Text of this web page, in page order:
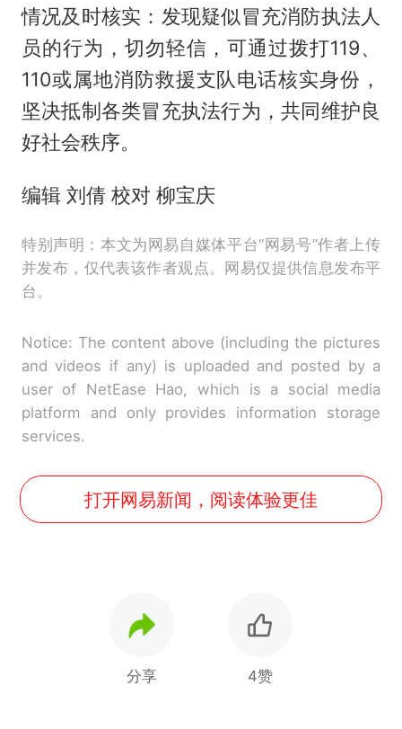
情况及时核实：发现疑似冒充消防执法人
员的行为，切勿轻信，可通过拨打119、
110或属地消防救援支队电话核实身份，
坚决抵制各类冒充执法行为，共同维护良
好社会秩序。
编辑 刘倩 校对 柳宝庆
特别声明：本文为网易自媒体平台“网易号”作者上传
并发布，仅代表该作者观点。网易仅提供信息发布平
台。
Notice: The content above (including the pictures
and videos if any) is uploaded and posted by a
user of NetEase Hao, which is a social media
platform and only provides information storage
services.
打开网易新闻，阅读体验更佳
分享 4赞